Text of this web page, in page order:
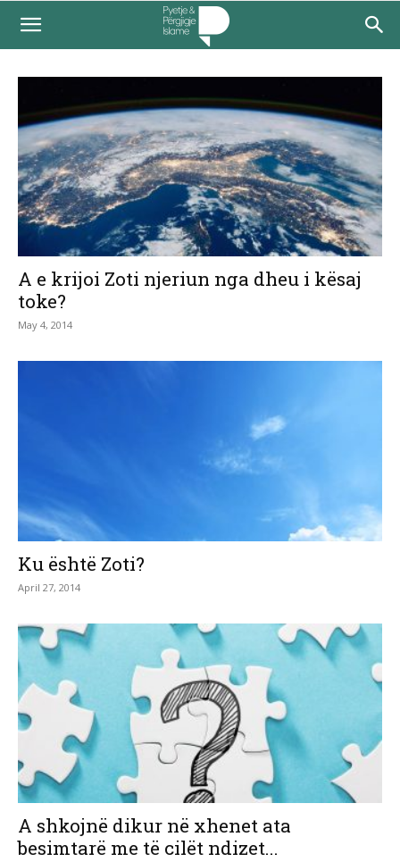
A e krijoi Zoti njeriun nga dheu i kësaj
toke?
May 4, 2014
Ku është Zoti?
April 27, 2014
A shkojnë dikur në xhenet ata
besimtarë me të cilët ndizet...